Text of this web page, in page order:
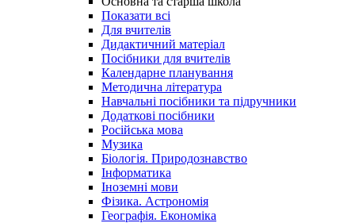
Показати всі
Для вчителів
Дидактичний матеріал
Посібники для вчителів
Календарне планування
Методична література
Навчальні посібники та підручники
Додаткові посібники
Російська мова
Музика
Біологія. Природознавство
Інформатика
Іноземні мови
Фізика. Астрономія
Географія. Економіка